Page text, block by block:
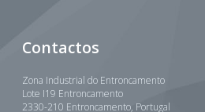
Contactos
Zona Industrial do Entroncamento
Lote I19 Entroncamento
2330-210 Entroncamento, Portugal